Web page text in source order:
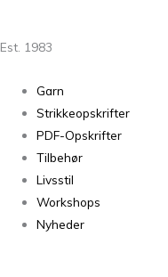
Est. 1983
Garn
Strikkeopskrifter
PDF-Opskrifter
Tilbehør
Livsstil
Workshops
Nyheder